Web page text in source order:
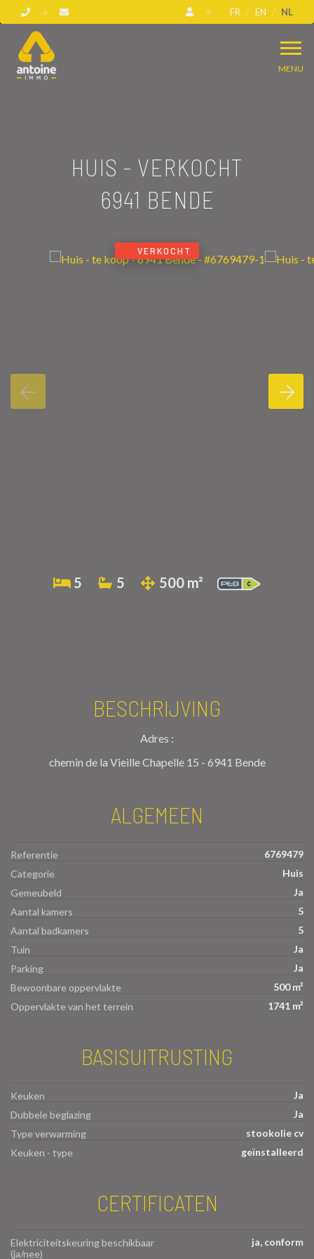
FR EN NL
MENU
HUIS - VERKOCHT
6941 BENDE
VERKOCHT
5 5 500 m²
BESCHRIJVING
Adres :
chemin de la Vieille Chapelle 15 - 6941 Bende
ALGEMEEN
Referentie
6769479
Categorie
Huis
Gemeubeld
Ja
Aantal kamers
5
Aantal badkamers
5
Tuin
Ja
Parking
Ja
Bewoonbare oppervlakte
500 m²
Oppervlakte van het terrein
1741 m²
BASISUITRUSTING
Keuken
Ja
Dubbele beglazing
Ja
Type verwarming
stookolie cv
Keuken - type
geïnstalleerd
CERTIFICATEN
Elektriciteitskeuring beschikbaar
(ja/nee)
ja, conform